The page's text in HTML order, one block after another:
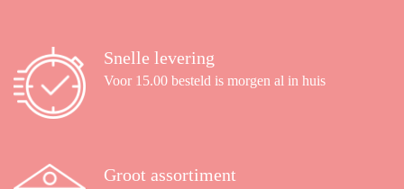
Snelle levering
Voor 15.00 besteld is morgen al in huis
Groot assortiment